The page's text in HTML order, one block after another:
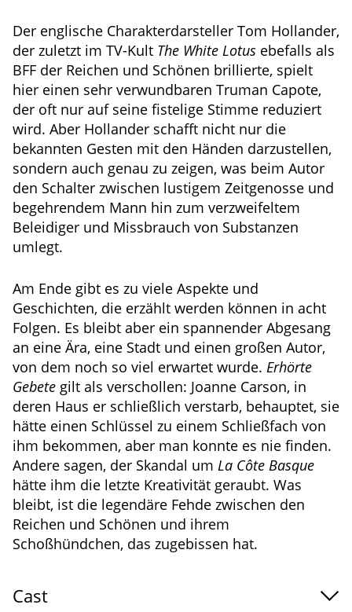
Der englische Charakterdarsteller Tom Hollander,
der zuletzt im TV-Kult The White Lotus ebefalls als
BFF der Reichen und Schönen brillierte, spielt
hier einen sehr verwundbaren Truman Capote,
der oft nur auf seine fistelige Stimme reduziert
wird. Aber Hollander schafft nicht nur die
bekannten Gesten mit den Händen darzustellen,
sondern auch genau zu zeigen, was beim Autor
den Schalter zwischen lustigem Zeitgenosse und
begehrendem Mann hin zum verzweifeltem
Beleidiger und Missbrauch von Substanzen
umlegt.
Am Ende gibt es zu viele Aspekte und
Geschichten, die erzählt werden können in acht
Folgen. Es bleibt aber ein spannender Abgesang
an eine Ära, eine Stadt und einen großen Autor,
von dem noch so viel erwartet wurde. Erhörte
Gebete gilt als verschollen: Joanne Carson, in
deren Haus er schließlich verstarb, behauptet, sie
hätte einen Schlüssel zu einem Schließfach von
ihm bekommen, aber man konnte es nie finden.
Andere sagen, der Skandal um La Côte Basque
hätte ihm die letzte Kreativität geraubt. Was
bleibt, ist die legendäre Fehde zwischen den
Reichen und Schönen und ihrem
Schoßhündchen, das zugebissen hat.
Cast